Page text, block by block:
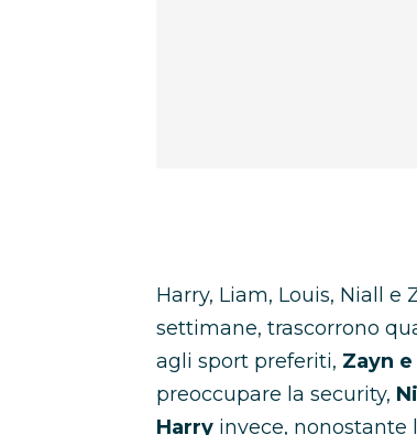
Harry, Liam, Louis, Niall
settimane, trascorrono
agli sport preferiti, Zayn
preoccupare la security,
Harry invece, nonostante